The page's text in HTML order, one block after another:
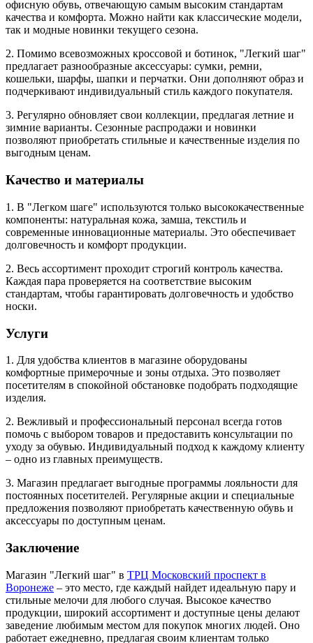
офисную обувь, отвечающую самым высоким стандартам
качества и комфорта. Можно найти как классические модели,
так и модные новинки текущего сезона.
2. Помимо всевозможных кроссовой и ботинок, "Легкий шаг"
предлагает разнообразные аксессуары: сумки, ремни,
кошельки, шарфы, шапки и перчатки. Они дополняют образ и
подчеркивают индивидуальный стиль каждого покупателя.
3. Регулярно обновляет свои коллекции, предлагая летние и
зимние варианты. Сезонные распродажи и новинки
позволяют приобретать стильные и качественные изделия по
выгодным ценам.
Качество и материалы
1. В "Легком шаге" используются только высококачественные
компоненты: натуральная кожа, замша, текстиль и
современные инновационные материалы. Это обеспечивает
долговечность и комфорт продукции.
2. Весь ассортимент проходит строгий контроль качества.
Каждая пара проверяется на соответствие высоким
стандартам, чтобы гарантировать долговечность и удобство
носки.
Услуги
1. Для удобства клиентов в магазине оборудованы
комфортные примерочные и зоны отдыха. Это позволяет
посетителям в спокойной обстановке подобрать подходящие
изделия.
2. Вежливый и профессиональный персонал всегда готов
помочь с выбором товаров и предоставить консультации по
уходу за обувью. Индивидуальный подход к каждому клиенту
– одно из главных преимуществ.
3. Магазин предлагает выгодные программы лояльности для
постоянных посетителей. Регулярные акции и специальные
предложения позволяют приобретать качественную обувь и
аксессуары по доступным ценам.
Заключение
Магазин "Легкий шаг" в ТРЦ Московский проспект в
Воронеже – это место, где каждый найдет идеальную пару и
стильные мелочи для любого случая. Высокое качество
продукции, широкий ассортимент и доступные цены делают
заведение любимым местом для покупок многих людей. Оно
работает ежедневно, предлагая своим клиентам только